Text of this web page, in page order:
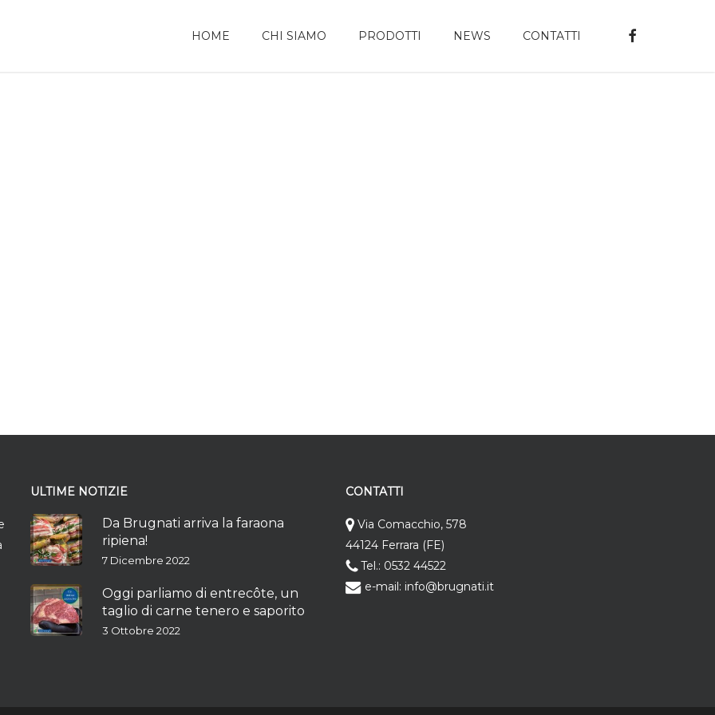
HOME CHI SIAMO PRODOTTI NEWS CONTATTI FACEBOOK
ULTIME NOTIZIE
Da Brugnati arriva la faraona
ripiena!
7 Dicembre 2022
Oggi parliamo di entrecôte, un
taglio di carne tenero e saporito
3 Ottobre 2022
CONTATTI
Via Comacchio, 578
44124 Ferrara (FE)
Tel.: 0532 44522
e-mail: info@brugnati.it